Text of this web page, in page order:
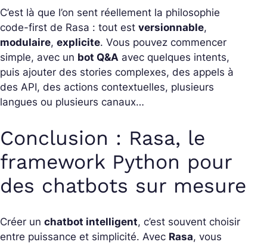
C’est là que l’on sent réellement la philosophie
code-first de Rasa : tout est versionnable,
modulaire, explicite. Vous pouvez commencer
simple, avec un bot Q&A avec quelques intents,
puis ajouter des stories complexes, des appels à
des API, des actions contextuelles, plusieurs
langues ou plusieurs canaux…
Conclusion : Rasa, le
framework Python pour
des chatbots sur mesure
Créer un chatbot intelligent, c’est souvent choisir
entre puissance et simplicité. Avec Rasa, vous